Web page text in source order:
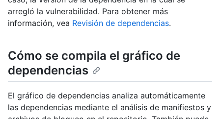
arregló la vulnerabilidad. Para obtener más
información, vea Revisión de dependencias.
Cómo se compila el gráfico de
dependencias
El gráfico de dependencias analiza automáticamente
las dependencias mediante el análisis de manifiestos y